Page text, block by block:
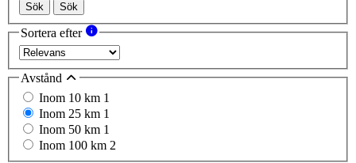
Sök Sök
Sortera efter
Avstånd
Inom 10 km 1
Inom 25 km 1
Inom 50 km 1
Inom 100 km 2